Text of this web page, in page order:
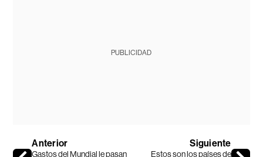
PUBLICIDAD
Anterior
Gastos del Mundial le pasan
Siguiente
Estos son los países de